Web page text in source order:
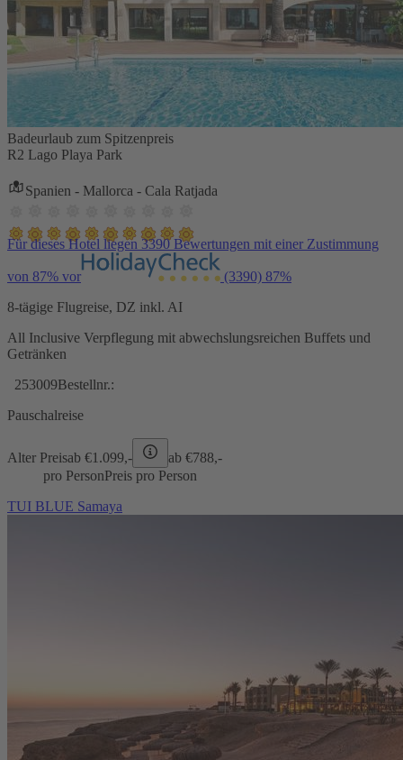
Badeurlaub zum Spitzenpreis
R2 Lago Playa Park
Spanien - Mallorca - Cala Ratjada
Für dieses Hotel liegen 3390 Bewertungen mit einer Zustimmung
von 87% vor (3390) 87%
8-tägige Flugreise, DZ inkl. AI
All Inclusive Verpflegung mit abwechslungsreichen Buffets und
Getränken
253009Bestellnr.:
Pauschalreise
Alter Preisab €1.099,- ab €788,-
pro PersonPreis pro Person
TUI BLUE Samaya